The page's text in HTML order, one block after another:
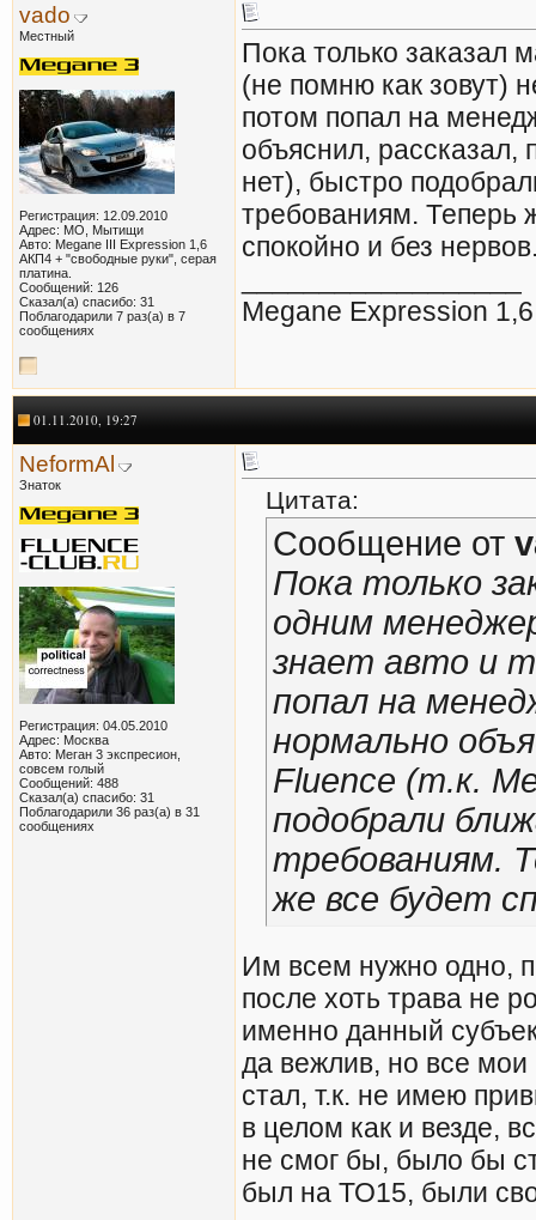
vado
Местный
Регистрация: 12.09.2010
Адрес: МО, Мытищи
Авто: Megane III Expression 1,6
AКП4 + "свободные руки", серая
платина.
Сообщений: 126
Сказал(а) спасибо: 31
Поблагодарили 7 раз(а) в 7
сообщениях
Пока только заказал
(не помню как зовут)
потом попал на
объяснил, рассказал,
нет), быстро
требованиям. Теперь
спокойно и без
Megane Expression
01.11.2010, 19:27
NeformAl
Знаток
Регистрация: 04.05.2010
Адрес: Москва
Авто: Меган 3 экспресион,
совсем голый
Сообщений: 488
Сказал(а) спасибо: 31
Поблагодарили 36 раз(а) в 31
сообщениях
Цитата:
Сообщение от
Пока только
одним
знает авто и
попал на
нормально
Fluence (т.к.
подобрали
требованиям.
же все будет
Им всем нужно одно,
после хоть трава не
именно данный
да вежлив, но все мои
стал, т.к. не имею
в целом как и везде,
не смог бы, было бы
был на ТО15, были